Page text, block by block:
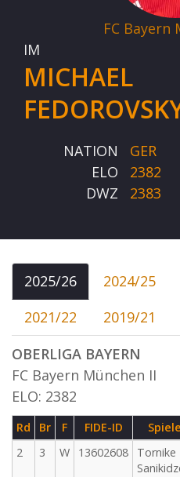
FC Bayern
IM
MICHAEL
NATION
GER
ELO
2382
DWZ
2383
2025/26 2024/25
2021/22
2019/21
OBERLIGA BAYERN
FC Bayern München II
ELO: 2382
Rd Br F FIDE-ID
2
3 W 13602608
Tornike